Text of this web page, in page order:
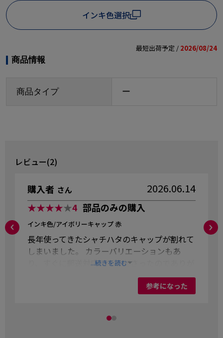
インキ色選択
最短出荷予定 / 2026/08/24
商品情報
商品タイプ ー
レビュー(2)
購入者 さん 2026.06.14
★★★★★4 部品のみの購入
インキ色/アイボリーキャップ 赤
長年使ってきたシャチハタのキャップが割れて
しまいました。 カラーバリエーションもあ
り、すぐに郵送対応してくださったのでありが
...続きを読む
参考になった